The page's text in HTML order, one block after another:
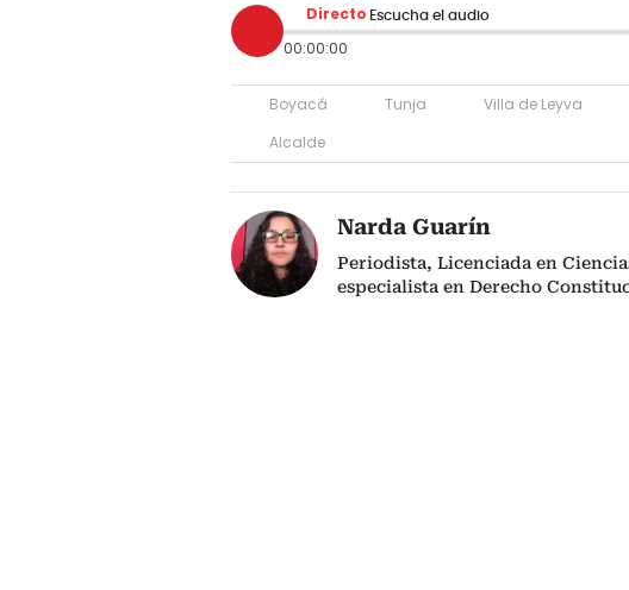
Directo Escucha el audio
00:00:00
Boyacá Tunja Villa de Leyva
Alcalde
Narda Guarín
Periodista, Licenciada en
especialista en Derecho